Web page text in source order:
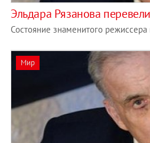
Эльдара Рязанова
Состояние знаменитого
Мир